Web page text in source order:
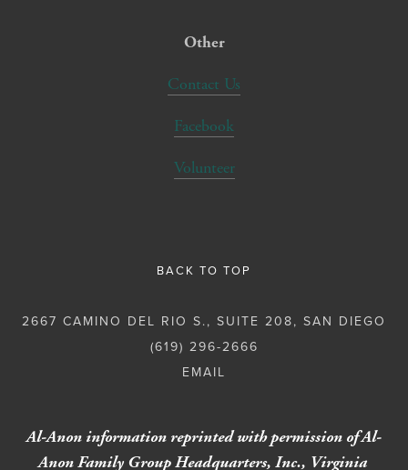
Other
Contact Us
Facebook
Volunteer
BACK TO TOP
2667 CAMINO DEL RIO S., SUITE 208, SAN DIEGO
(619) 296-2666
Al-Anon information reprinted with permission of Al-
Anon Family Group Headquarters, Inc., Virginia